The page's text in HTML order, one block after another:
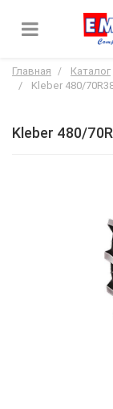
Главная Каталог
Kleber 480/
Kleber 480/